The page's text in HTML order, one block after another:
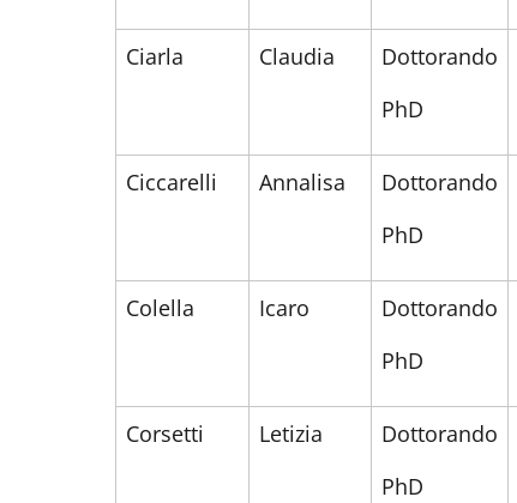
Ciarla Claudia
Dottorando
PhD
Ciccarelli Annalisa
Dottorando
PhD
Colella Icaro
Dottorando
PhD
Corsetti Letizia
Dottorando
PhD